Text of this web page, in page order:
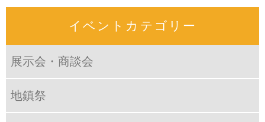
イベントカテゴリー
展示会・商談会
地鎮祭